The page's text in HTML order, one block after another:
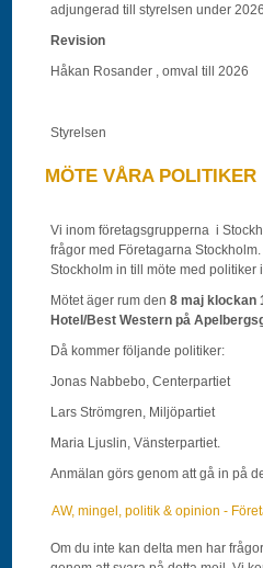
adjungerad till styrelsen under 2026
Revision
Håkan Rosander , omval till 2026
Styrelsen
MÖTE VÅRA POLITIKER
Vi inom företagsgrupperna i
frågor med Företagarna
Stockholm in till möte med politiker
Mötet äger rum den8 maj klockan
Hotel/Best Western på
Då kommer följande politiker:
Jonas Nabbebo, Centerpartiet
Lars Strömgren, Miljöpartiet
Maria Ljuslin, Vänsterpartiet.
Anmälan görs genom att gå in på
AW, mingel, politik & opinion -
Om du inte kan delta men har